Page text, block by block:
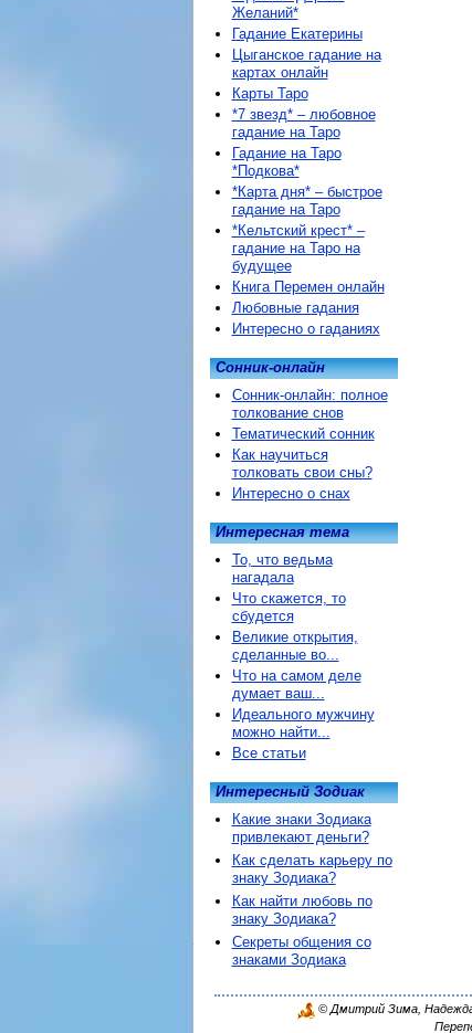
Желаний*
Гадание Екатерины
Цыганское гадание на
картах онлайн
Карты Таро
*7 звезд* – любовное
гадание на Таро
Гадание на Таро
*Подкова*
*Карта дня* – быстрое
гадание на Таро
*Кельтский крест* –
гадание на Таро на
будущее
Книга Перемен онлайн
Любовные гадания
Интересно о гаданиях
Сонник-онлайн
Сонник-онлайн: полное
толкование снов
Тематический сонник
Как научиться
толковать свои сны?
Интересно о снах
Интересная тема
То, что ведьма
нагадала
Что скажется, то
сбудется
Великие открытия,
сделанные во...
Что на самом деле
думает ваш...
Идеального мужчину
можно найти...
Все статьи
Интересный Зодиак
Какие знаки Зодиака
привлекают деньги?
Как сделать карьеру по
знаку Зодиака?
Как найти любовь по
знаку Зодиака?
Секреты общения со
знаками Зодиака
© Дмитрий Зима, Надежда